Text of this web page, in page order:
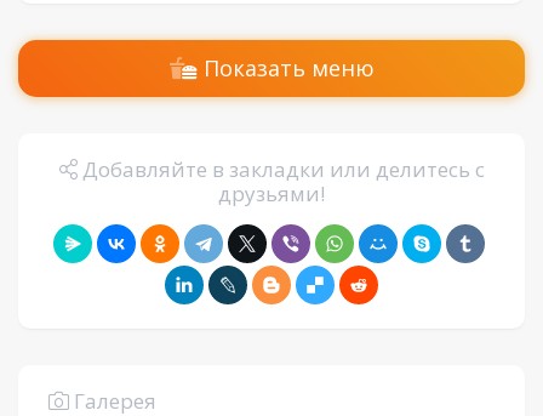
Показать меню
Добавляйте в закладки или делитесь с
друзьями!
Галерея